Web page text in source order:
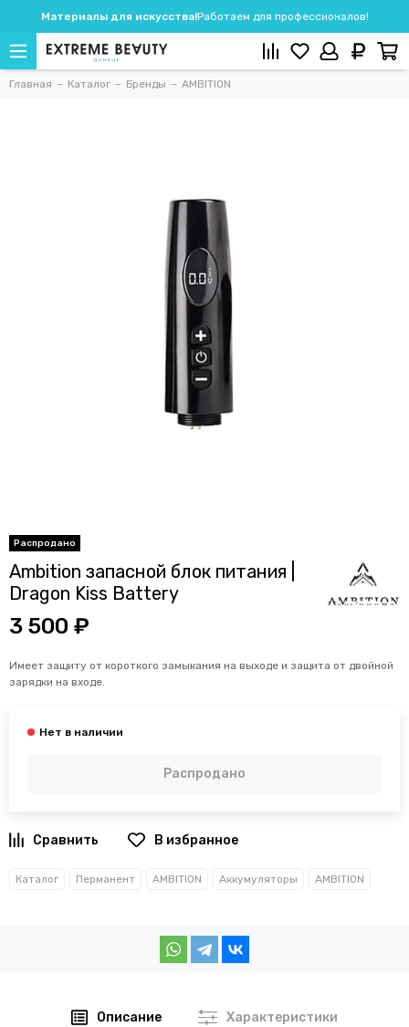
Материалы для искусства!Работаем для профессионалов!
Главная Каталог Бренды AMBITION
Ambition запасной блок питания |
Dragon Kiss Battery
3 500 ₽
Имеет защиту от короткого замыкания на выходе и защита от двойной
зарядки на входе.
Распродано
В избранное
Каталог Перманент AMBITION Аккумуляторы AMBITION
Описание Характеристики